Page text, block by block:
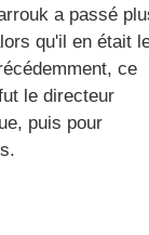
a passé
qu'il en était
ce
le directeur
puis pour